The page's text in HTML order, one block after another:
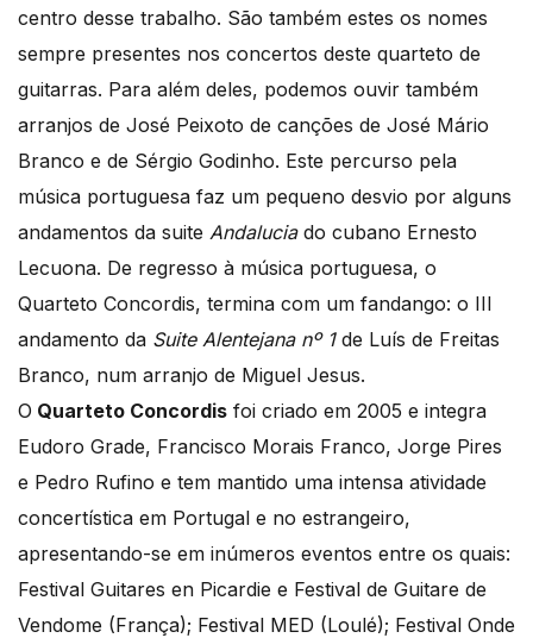
centro desse trabalho. São também estes os nomes
sempre presentes nos concertos deste quarteto de
guitarras. Para além deles, podemos ouvir também
arranjos de José Peixoto de canções de José Mário
Branco e de Sérgio Godinho. Este percurso pela
música portuguesa faz um pequeno desvio por alguns
andamentos da suite Andaluciado cubano Ernesto
Lecuona. De regresso à música portuguesa, o
Quarteto Concordis, termina com um fandango: o III
andamento da Suite Alentejana nº 1 de Luís de Freitas
Branco, num arranjo de Miguel Jesus.
O Quarteto Concordis foi criado em 2005 e integra
Eudoro Grade, Francisco Morais Franco, Jorge Pires
e Pedro Rufino e tem mantido uma intensa atividade
concertística em Portugal e no estrangeiro,
apresentando-se em inúmeros eventos entre os quais:
Festival Guitares en Picardie e Festival de Guitare de
Vendome (França); Festival MED (Loulé); Festival Onde